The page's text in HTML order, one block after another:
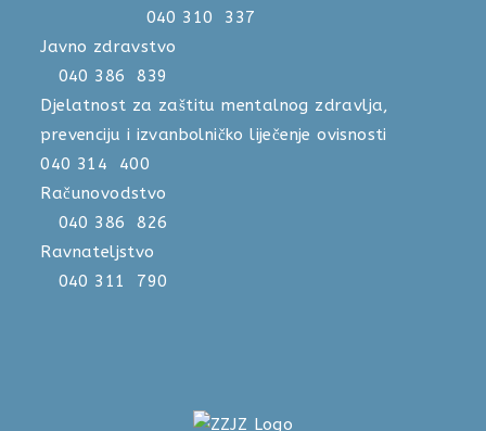
040 310 337
Javno zdravstvo
040 386 839
Djelatnost za zaštitu mentalnog zdravlja,
prevenciju i izvanbolničko liječenje ovisnosti
040 314 400
Računovodstvo
040 386 826
Ravnateljstvo
040 311 790